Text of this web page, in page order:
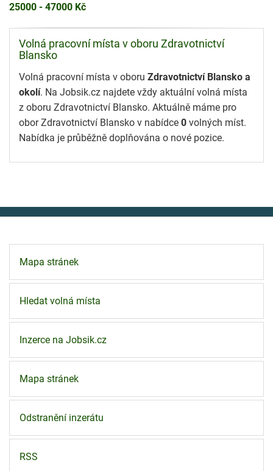
25000 - 47000 Kč
Volná pracovní místa v oboru Zdravotnictví
Blansko
Volná pracovní místa v oboru Zdravotnictví Blansko a
okolí. Na Jobsik.cz najdete vždy aktuální volná místa
z oboru Zdravotnictví Blansko. Aktuálně máme pro
obor Zdravotnictví Blansko v nabídce 0 volných míst.
Nabídka je průběžně doplňována o nové pozice.
Mapa stránek
Hledat volná místa
Inzerce na Jobsik.cz
Mapa stránek
Odstranění inzerátu
RSS